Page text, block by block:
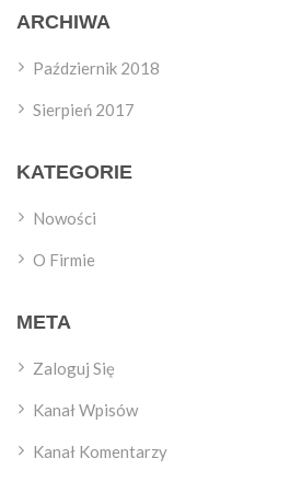
ARCHIWA
Październik 2018
Sierpień 2017
KATEGORIE
Nowości
O Firmie
META
Zaloguj Się
Kanał Wpisów
Kanał Komentarzy